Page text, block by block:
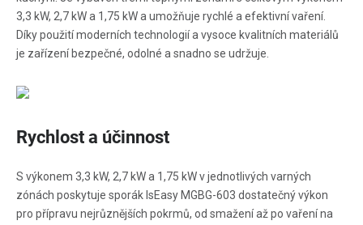
3,3 kW, 2,7 kW a 1,75 kW a umožňuje rychlé a efektivní vaření.
Díky použití moderních technologií a vysoce kvalitních materiálů
je zařízení bezpečné, odolné a snadno se udržuje.
Rychlost a účinnost
S výkonem 3,3 kW, 2,7 kW a 1,75 kW v jednotlivých varných
zónách poskytuje sporák IsEasy MGBG-603 dostatečný výkon
pro přípravu nejrůznějších pokrmů, od smažení až po vaření na